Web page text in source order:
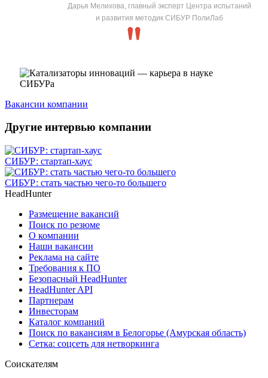
Дарья Мелихова, главный эксперт Центра испытаний
и развития методик СИБУР ПолиЛаб
Вакансии компании
Другие интервью компании
СИБУР: стартап-хаус
СИБУР: стать частью чего-то большего
HeadHunter
Размещение вакансий
Поиск по резюме
О компании
Наши вакансии
Реклама на сайте
Требования к ПО
Безопасный HeadHunter
HeadHunter API
Партнерам
Инвесторам
Каталог компаний
Поиск по вакансиям в Белогорье (Амурская область)
Сетка: соцсеть для нетворкинга
Соискателям